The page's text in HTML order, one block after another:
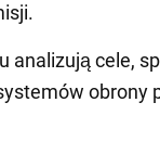
analizują cele,
obrony